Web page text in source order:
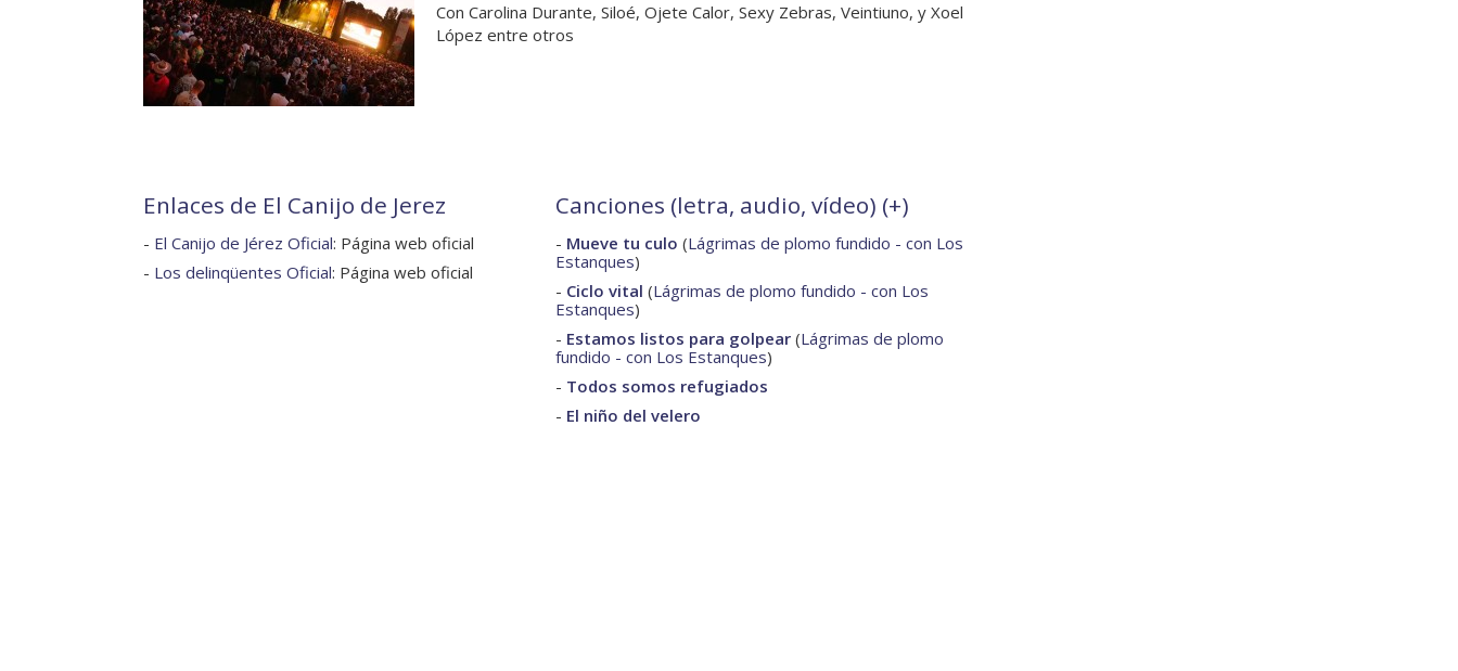
Con Carolina Durante, Siloé, Ojete Calor, Sexy Zebras, Veintiuno, y Xoel
López entre otros
Enlaces de El Canijo de Jerez
- El Canijo de Jérez Oficial: Página web oficial
- Los delinqüentes Oficial: Página web oficial
Canciones (letra, audio, vídeo) (+)
- Mueve tu culo (Lágrimas de plomo fundido - con Los
Estanques)
- Ciclo vital (Lágrimas de plomo fundido - con Los
Estanques)
- Estamos listos para golpear (Lágrimas de plomo
fundido - con Los Estanques)
- Todos somos refugiados
- El niño del velero